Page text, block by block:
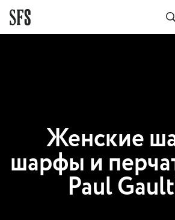
Женские
шарфы и
Paul